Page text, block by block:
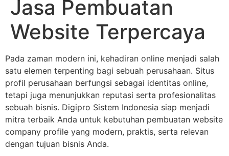
Jasa Pembuatan
Website Terpercaya
Pada zaman modern ini, kehadiran online menjadi salah
satu elemen terpenting bagi sebuah perusahaan. Situs
profil perusahaan berfungsi sebagai identitas online,
tetapi juga menunjukkan reputasi serta profesionalitas
sebuah bisnis. Digipro Sistem Indonesia siap menjadi
mitra terbaik Anda untuk kebutuhan pembuatan website
company profile yang modern, praktis, serta relevan
dengan tujuan bisnis Anda.